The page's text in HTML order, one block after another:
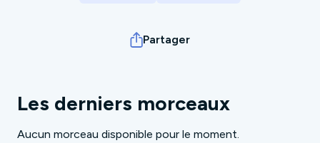
Partager
Les derniers morceaux
Aucun morceau disponible pour le moment.